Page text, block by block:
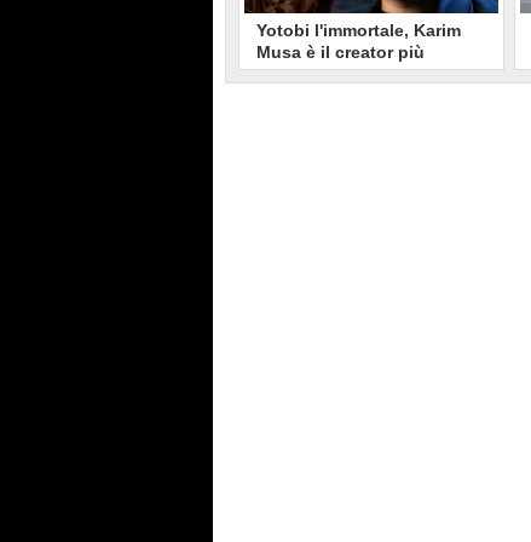
Yotobi l'immortale, Karim
Musa è il creator più
longevo in Italia: il suo